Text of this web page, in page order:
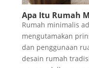
Apa Itu Rumah
Rumah minimalis
mengutamakan
dan penggunaan
desain rumah